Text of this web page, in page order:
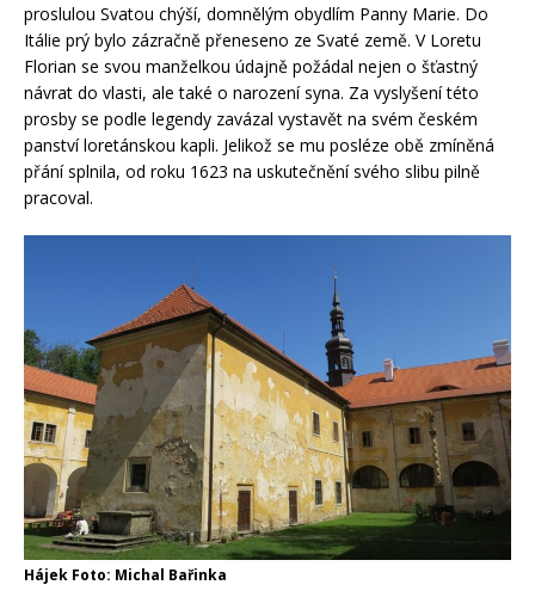
proslulou Svatou chýší, domnělým obydlím Panny Marie. Do
Itálie prý bylo zázračně přeneseno ze Svaté země. V Loretu
Florian se svou manželkou údajně požádal nejen o šťastný
návrat do vlasti, ale také o narození syna. Za vyslyšení této
prosby se podle legendy zavázal vystavět na svém českém
panství loretánskou kapli. Jelikož se mu posléze obě zmíněná
přání splnila, od roku 1623 na uskutečnění svého slibu pilně
pracoval.
Hájek Foto: Michal Bařinka